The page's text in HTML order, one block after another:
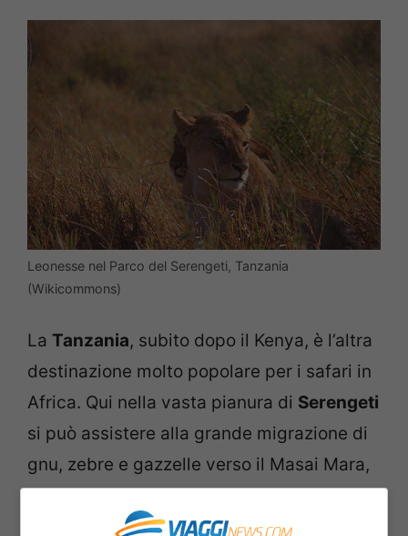
Leonesse nel Parco del Serengeti, Tanzania
(Wikicommons)
La Tanzania, subito dopo il Kenya, è l’altra
destinazione molto popolare per i safari in
Africa. Qui nella vasta pianura di Serengeti
si può assistere alla grande migrazione di
gnu, zebre e gazzelle verso il Masai Mara,
in Kenya. Gli animali si radunano nella
vallata del Serengeti dopo le piogge per